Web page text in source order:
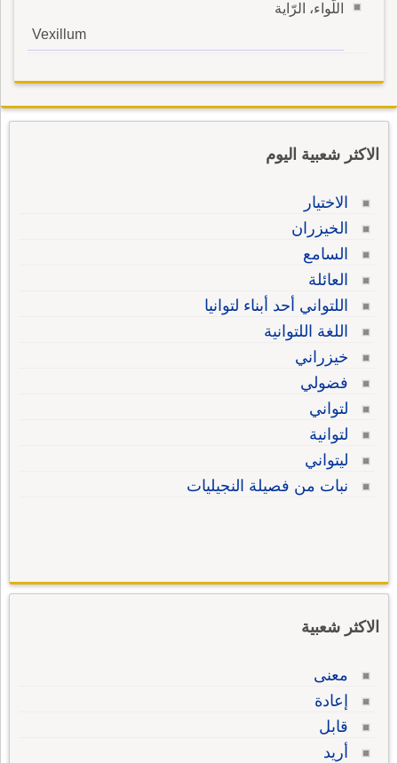
اللّواء، الرّاية
Vexillum
الاكثر شعبية اليوم
الاختيار
الخيزران
السامع
العائلة
اللتواني أحد أبناء لتوانيا
اللغة اللتوانية
خيزراني
فضولي
لتواني
لتوانية
ليتواني
نبات من فصيلة النجيليات
الاكثر شعبية
معنى
إعادة
قابل
أريد